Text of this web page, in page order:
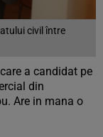
civil între
a candidat pe
din
Are in mana o